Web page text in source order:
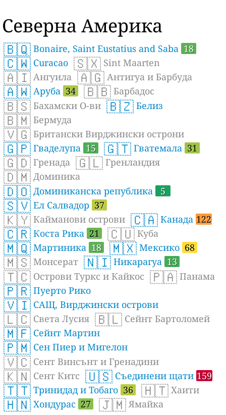
Северна Америка
🇧🇶 Bonaire, Saint Eustatius and Saba 18
🇨🇼 Curacao 🇸🇽 Sint Maarten
🇦🇮 Ангуила 🇦🇬 Антигуа и Барбуда
🇦🇼 Аруба 34 🇧🇧 Барбадос
🇧🇸 Бахамски О-ви 🇧🇿 Белиз
🇧🇲 Бермуда
🇻🇬 Британски Вирджински острони
🇬🇵 Гваделупа 15 🇬🇹 Гватемала 31
🇬🇩 Гренада 🇬🇱 Гренландия
🇩🇲 Доминика
🇩🇴 Доминиканска република 5
🇸🇻 Ел Салвадор 37
🇰🇾 Кайманови острови 🇨🇦 Канада 122
🇨🇷 Коста Рика 21 🇨🇺 Куба
🇲🇶 Мартиника 18 🇲🇽 Мексико 68
🇲🇸 Монсерат 🇳🇮 Никарагуа 13
🇹🇨 Острови Туркс и Кайкос 🇵🇦 Панама
🇵🇷 Пуерто Рико
🇻🇮 САЩ, Вирджински острови
🇱🇨 Света Лусия 🇧🇱 Сейнт Бартоломей
🇲🇫 Сейнт Мартин
🇵🇲 Сен Пиер и Мигелон
🇻🇨 Сент Винсънт и Гренадини
🇰🇳 Сент Китс 🇺🇸 Съединени щати 159
🇹🇹 Тринидад и Тобаго 36 🇭🇹 Хаити
🇭🇳 Хондурас 27 🇯🇲 Ямайка